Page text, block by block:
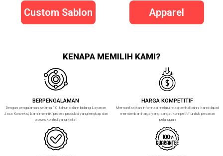
Custom Sablon Apparel
KENAPA MEMILIH KAMI?
BERPENGALAMAN
Dengan pengalaman selama 10 tahun dalam bidang Layanan
Jasa Konveksi, kami memiliki proses produksi yang lengkap dan
proses kontrol yang ketat
HARGA KOMPETITIF
Memanfaatkan informasi melalui relasi perihal bahn, kami dapat
memberikan harga yang sangat kompetitif untuk pesanan
pelanggan